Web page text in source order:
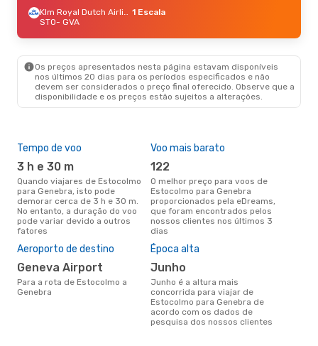
Scandinavian Airlines 1 Escala
STO- GVA
GVA- STO
Klm Royal Dutch Airlines 1 Escala
STO- GVA
Os preços apresentados nesta página estavam disponíveis
nos últimos 20 dias para os períodos especificados e não
devem ser considerados o preço final oferecido. Observe que a
disponibilidade e os preços estão sujeitos a alterações.
Tempo de voo
3 h e 30 m
Quando viajares de Estocolmo
para Genebra, isto pode
demorar cerca de 3 h e 30 m.
No entanto, a duração do voo
pode variar devido a outros
fatores
Voo mais barato
122
O melhor preço para voos de
Estocolmo para Genebra
proporcionados pela eDreams,
que foram encontrados pelos
nossos clientes nos últimos 3
dias
Aeroporto de destino
Geneva Airport
Para a rota de Estocolmo a
Genebra
Época alta
junho
junho é a altura mais
concorrida para viajar de
Estocolmo para Genebra de
acordo com os dados de
pesquisa dos nossos clientes